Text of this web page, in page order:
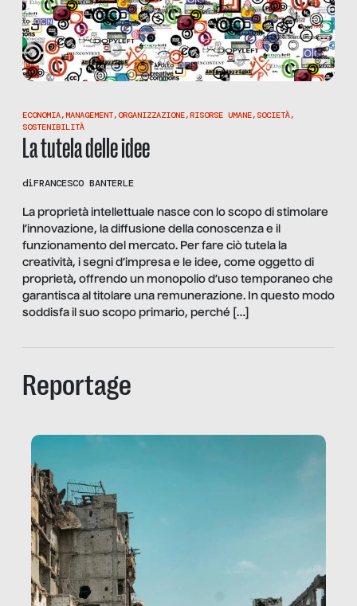
ECONOMIA,MANAGEMENT,ORGANIZZAZIONE,RISORSE UMANE, SOCIETÀ,
SOSTENIBILITÀ
La tutela delle idee
diFRANCESCO BANTERLE
La proprietà intellettuale nasce con lo scopo di stimolare
l’innovazione, la diffusione della conoscenza e il
funzionamento del mercato. Per fare ciò tutela la
creatività, i segni d’impresa e le idee, come oggetto di
proprietà, offrendo un monopolio d’uso temporaneo che
garantisca al titolare una remunerazione. In questo modo
soddisfa il suo scopo primario, perché […]
Reportage